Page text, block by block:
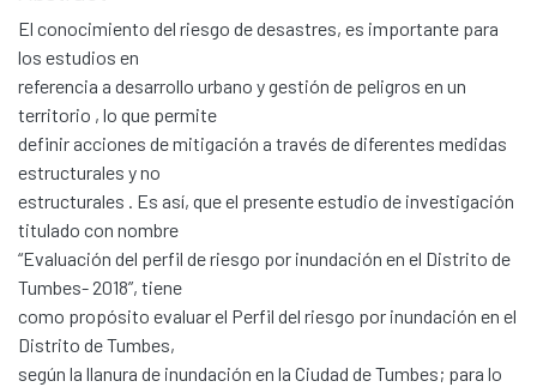
El conocimiento del riesgo de desastres, es importante para
los estudios en
referencia a desarrollo urbano y gestión de peligros en un
territorio , lo que permite
definir acciones de mitigación a través de diferentes medidas
estructurales y no
estructurales . Es así, que el presente estudio de investigación
titulado con nombre
“Evaluación del perfil de riesgo por inundación en el Distrito de
Tumbes- 2018”, tiene
como propósito evaluar el Perfil del riesgo por inundación en el
Distrito de Tumbes,
según la llanura de inundación en la Ciudad de Tumbes; para lo